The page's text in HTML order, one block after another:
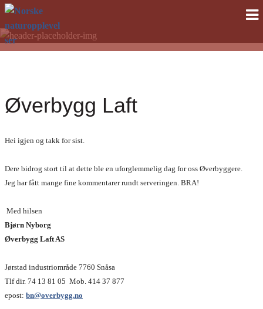
Norske
naturopplevelser
Øverbygg Laft
Hei igjen og takk for sist.
Dere bidrog stort til at dette ble en uforglemmelig dag for oss Øverbyggere.
Jeg har fått mange fine kommentarer rundt serveringen. BRA!
Med hilsen
Bjørn Nyborg
Øverbygg Laft AS
Jørstad industriområde 7760 Snåsa
Tlf dir. 74 13 81 05 Mob. 414 37 877
epost: bn@overbygg.no